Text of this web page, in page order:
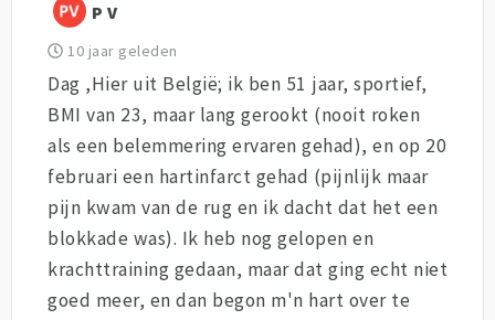
P V
10 jaar geleden
Dag ,Hier uit België; ik ben 51 jaar, sportief,
BMI van 23, maar lang gerookt (nooit roken
als een belemmering ervaren gehad), en op 20
februari een hartinfarct gehad (pijnlijk maar
pijn kwam van de rug en ik dacht dat het een
blokkade was). Ik heb nog gelopen en
krachttraining gedaan, maar dat ging echt niet
goed meer, en dan begon m'n hart over te